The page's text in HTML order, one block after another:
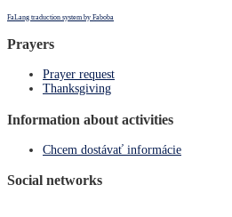
FaLang traduction system by Faboba
Prayers
Prayer request
Thanksgiving
Information about activities
Chcem dostávať informácie
Social networks